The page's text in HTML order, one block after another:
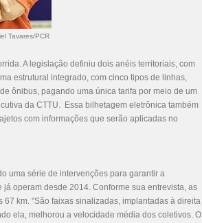
Tavares/PCR
A legislação definiu dois anéis territoriais, com
estrutural integrado, com cinco tipos de linhas,
ônibus, pagando uma única tarifa por meio de um
da CTTU. Essa bilhetagem eletrônica também
com informações que serão aplicadas no
uma série de intervenções para garantir a
operam desde 2014. Conforme sua entrevista, as
km. "São faixas sinalizadas, implantadas à direita
ela, melhorou a velocidade média dos coletivos. O